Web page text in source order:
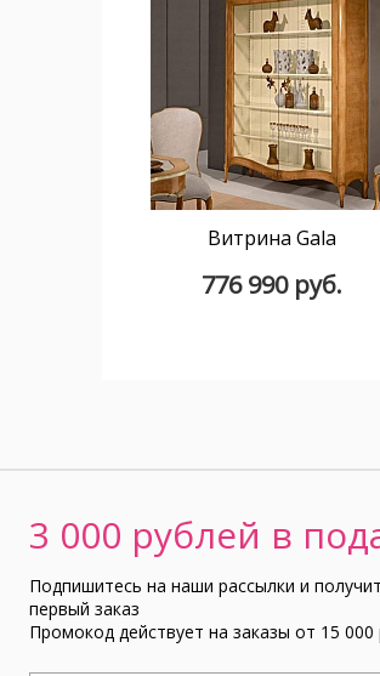
Витрина Gala
776 990 руб.
3 000 рублей в
Подпишитесь на наши рассылки и
первый заказ
Промокод действует на заказы от 15 000